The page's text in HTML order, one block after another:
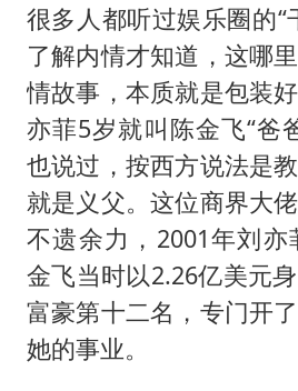
很多人都听过娱乐圈的“
了解内情才知道，这哪
情故事，本质就是包装
亦菲5岁就叫陈金飞“爸
也说过，按西方说法是
就是义父。这位商界大
不遗余力，2001年刘
金飞当时以2.26亿美元
富豪第十二名，专门开
她的事业。